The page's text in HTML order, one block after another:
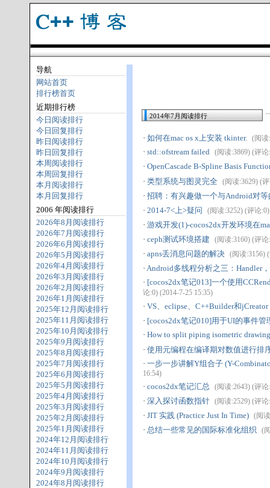
导航
网站首页
排行榜首页
近期排行榜
今日阅读排行
今日回复排行
昨日阅读排行
昨日回复排行
本周阅读排行
本周回复排行
本月阅读排行
本月回复排行
2006 年阅读排行
2026年8月阅读排行
2026年7月阅读排行
2026年6月阅读排行
2026年5月阅读排行
2026年4月阅读排行
2026年3月阅读排行
2026年2月阅读排行
2026年1月阅读排行
2025年12月阅读排行
2025年11月阅读排行
2025年10月阅读排行
2025年9月阅读排行
2025年8月阅读排行
2025年7月阅读排行
2025年6月阅读排行
2025年5月阅读排行
2025年4月阅读排行
2025年3月阅读排行
2025年2月阅读排行
2025年1月阅读排行
2024年12月阅读排行
2024年11月阅读排行
2024年10月阅读排行
2024年9月阅读排行
2024年8月阅读排行
2014年7月阅读排行
· 如何在mac os x上安装 tkinter. (阅读
· std::ofstream failed (阅读:3869) (评论
· OpenCascade B-Spline Basis
· 类型系统与图灵完全 (阅读:3629) (
· 招聘：有兴趣做一个与Android对
· 2014-7<上>疑问 (阅读:3252) (评论
· 游戏开发(1)-cocos2dx开发环境在
· ceph测试环境搭建 (阅读:3160) (评论
· apns丢消息问题的解决 (阅读:3156)
· Android多线程分析之三：Handler
· [cocos2dx笔记013]一个使用
论:0) (2014-7-25 15:35)
· VS、eclipse、C++Builder和jCreator
· [cocos2dx笔记010]用于UI的事件管
· How to split piping isometric
· 使用元编程在编译期对数值进行排
· 一步一步讲解Y组合子 (Y-
16:54)
· cocos2dx笔记汇总 (阅读:2643) (评论
· 深入探讨函数指针 (阅读:2529) (评论
· JIT 实践 (Practice Just In Time) (阅
· 总结一些常见的国际标准化组织 (